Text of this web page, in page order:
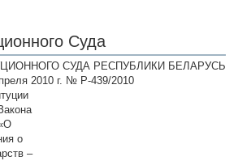
Суда
СУДА РЕСПУБЛИКИ БЕЛАРУСЬ
2010 г. № Р-439/2010
о
–